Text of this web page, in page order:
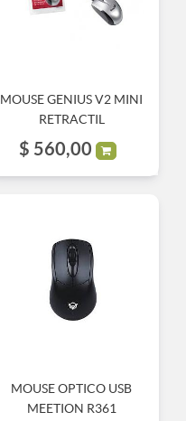
MOUSE GENIUS V2 MINI
RETRACTIL
$ 560,00
MOUSE OPTICO USB
MEETION R361